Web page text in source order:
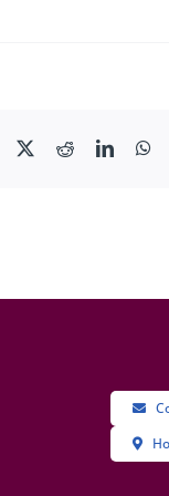
Facebook
X Reddit